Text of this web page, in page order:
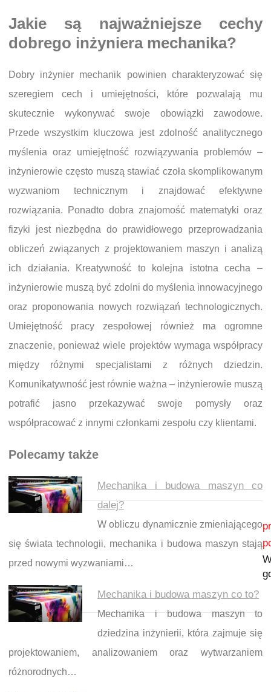
Jakie są najważniejsze cechy
dobrego inżyniera mechanika?
Dobry inżynier mechanik powinien charakteryzować się
szeregiem cech i umiejętności, które pozwalają mu
skutecznie wykonywać swoje obowiązki zawodowe.
Przede wszystkim kluczowa jest zdolność analitycznego
myślenia oraz umiejętność rozwiązywania problemów –
inżynierowie często muszą stawiać czoła skomplikowanym
wyzwaniom technicznym i znajdować efektywne
rozwiązania. Ponadto dobra znajomość matematyki oraz
fizyki jest niezbędna do prawidłowego przeprowadzania
obliczeń związanych z projektowaniem maszyn i analizą
ich działania. Kreatywność to kolejna istotna cecha –
inżynierowie muszą być zdolni do myślenia innowacyjnego
oraz proponowania nowych rozwiązań technologicznych.
Umiejętność pracy zespołowej również ma ogromne
znaczenie, ponieważ wiele projektów wymaga współpracy
między różnymi specjalistami z różnych dziedzin.
Komunikatywność jest równie ważna – inżynierowie muszą
potrafić jasno przekazywać swoje pomysły oraz
współpracować z innymi członkami zespołu czy klientami.
Polecamy także
Mechanika i budowa maszyn co
dalej?
W obliczu dynamicznie zmieniającego
się świata technologii, mechanika i budowa maszyn stają
przed nowymi wyzwaniami…
Mechanika i budowa maszyn co to?
Mechanika i budowa maszyn to
dziedzina inżynierii, która zajmuje się
projektowaniem, analizowaniem oraz wytwarzaniem
różnorodnych…
Nawigacja wpisu